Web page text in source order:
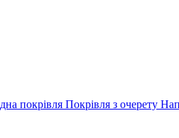
покрівля Покрівля з очерету